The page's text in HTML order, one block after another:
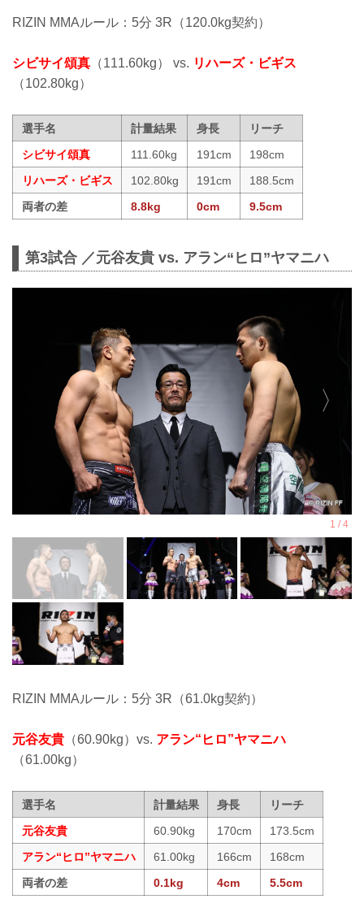
RIZIN MMAルール：5分 3R（120.0kg契約）
シビサイ頌真 （111.60kg） vs. リハーズ・ビギス
（102.80kg）
選手名 計量結果 身長
リーチ
シビサイ頌真
111.60kg 191cm
198cm
リハーズ・ビギス
102.80kg 191cm
188.5cm
両者の差
8.8kg 0cm 9.5cm
第3試合 ／元谷友貴 vs. アラン“ヒロ”ヤマニハ
RIZIN MMAルール：5分 3R（61.0kg契約）
元谷友貴 （60.90kg）vs. アラン“ヒロ”ヤマニハ
（61.00kg）
選手名 計量結果 身長
リーチ
元谷友貴
60.90kg 170cm
173.5cm
アラン“ヒロ”ヤマニハ
61.00kg 166cm
168cm
両者の差
0.1kg 4cm 5.5cm